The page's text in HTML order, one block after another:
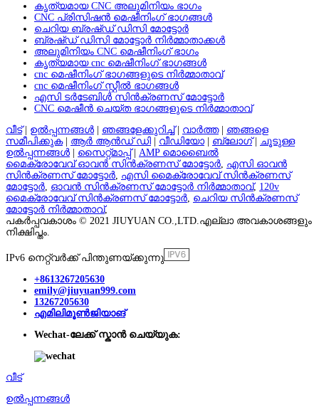
കൃത്യമായ CNC അലുമിനിയം ഭാഗം
CNC പ്രിസിഷൻ മെഷീനിംഗ് ഭാഗങ്ങൾ
ചെറിയ ബ്രഷ്ഡ് ഡിസി മോട്ടോർ
ബ്രഷ്ഡ് ഡിസി മോട്ടോർ നിർമ്മാതാക്കൾ
അലുമിനിയം CNC മെഷീനിംഗ് ഭാഗം
കൃത്യമായ cnc മെഷീനിംഗ് ഭാഗങ്ങൾ
cnc മെഷീനിംഗ് ഭാഗങ്ങളുടെ നിർമ്മാതാവ്
cnc മെഷീനിംഗ് സ്റ്റീൽ ഭാഗങ്ങൾ
എസി ടർടേബിൾ സിൻക്രണസ് മോട്ടോർ
CNC മെഷീൻ ചെയ്ത ഭാഗങ്ങളുടെ നിർമ്മാതാവ്
വീട്| ഉൽപ്പന്നങ്ങൾ ഞങ്ങളേക്കുറിച്ച്| വാർത്ത| ഞങ്ങളെ
സമീപിക്കുക| ആർ ആൻഡ് ഡി വീഡിയോ ബ്ലോഗ്| ചൂടുള്ള
ഉൽപ്പന്നങ്ങൾ
സൈറ്റ്മാപ്പ്| AMP മൊബൈൽ
മൈക്രോവേവ് ഓവൻ സിൻക്രണസ് മോട്ടോർ, എസി ഓവൻ
സിൻക്രണസ് മോട്ടോർ, എസി മൈക്രോവേവ് സിൻക്രണസ്
മോട്ടോർ, ഓവൻ സിൻക്രണസ് മോട്ടോർ നിർമ്മാതാവ്, 120v
മൈക്രോവേവ് സിൻക്രണസ് മോട്ടോർ, ചെറിയ സിൻക്രണസ്
മോട്ടോർ നിർമ്മാതാവ്,
പകർപ്പവകാശം © 2021 JIUYUAN CO.,LTD.എല്ലാ അവകാശങ്ങളും
നിക്ഷിപ്തം.
IPv6 നെറ്റ്‌വർക്ക് പിന്തുണയ്ക്കുന്നു
+8613267205630
emily@jiuyuan999.com
13267205630
എമിലിമൂൺജിയാങ്
Wechat-ലേക്ക് സ്കാൻ ചെയ്യുക:
വീട്
ഉൽപ്പന്നങ്ങൾ